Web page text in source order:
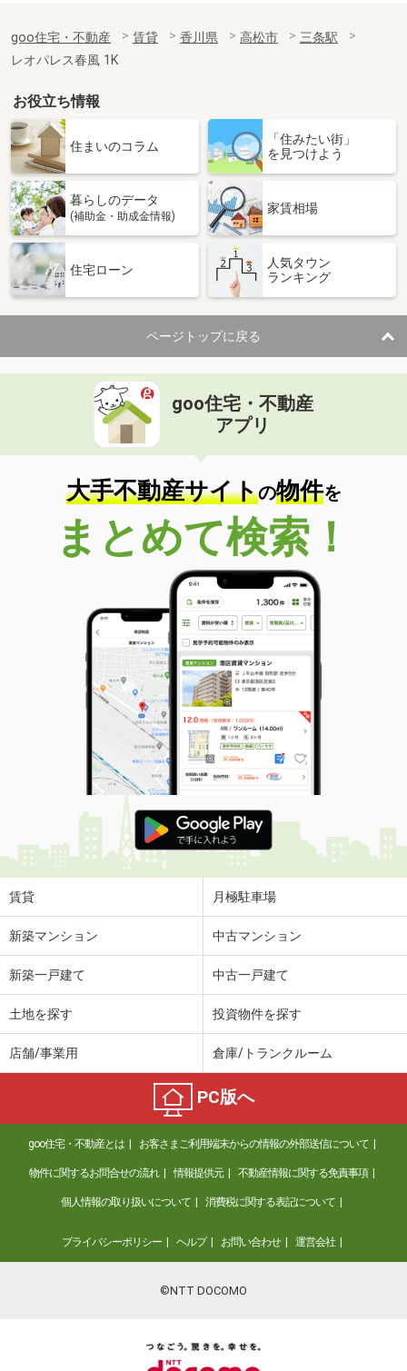
goo住宅・不動産 賃貸 香川県 高松市
三条駅
レオパレス春風 1K
お役立ち情報
住まいのコラム
「住みたい街」
を見つけよう
暮らしのデータ
(補助金・助成金情報)
家賃相場
住宅ローン
人気タウン
ランキング
ページトップに戻る
goo住宅・不動産
アプリ
大手不動産サイトの物件を
まとめて検索！
賃貸 月極駐車場
新築マンション 中古マンション
新築一戸建て 中古一戸建て
土地を探す 投資物件を探す
店舗/事業用 倉庫/トランクルーム
PC版へ
goo住宅・不動産とは お客さまご利用端末からの情報の外部送信について
物件に関するお問合せの流れ 情報提供元 不動産情報に関する免責事項
個人情報の取り扱いについて 消費税に関する表記について
プライバシーポリシー ヘルプ お問い合わせ 運営会社
©NTT DOCOMO